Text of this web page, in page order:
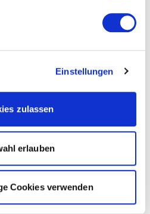
Einstellungen
zulassen
erlauben
Cookies verwenden